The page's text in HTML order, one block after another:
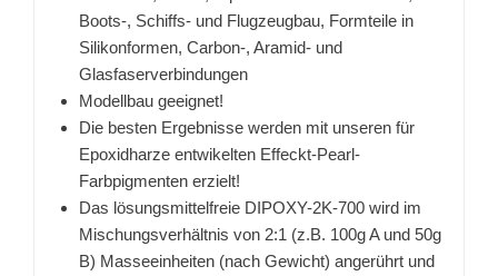
Boots-, Schiffs- und Flugzeugbau, Formteile in
Silikonformen, Carbon-, Aramid- und
Glasfaserverbindungen
Modellbau geeignet!
Die besten Ergebnisse werden mit unseren für
Epoxidharze entwikelten Effeckt-Pearl-
Farbpigmenten erzielt!
Das lösungsmittelfreie DIPOXY-2K-700 wird im
Mischungsverhältnis von 2:1 (z.B. 100g A und 50g
B) Masseeinheiten (nach Gewicht) angerührt und